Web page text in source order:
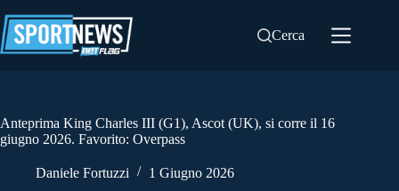
al
contenuto
Cerca
Anteprima King Charles III (G1), Ascot (UK), si corre il 16
giugno 2026. Favorito: Overpass
Daniele Fortuzzi 1 Giugno 2026